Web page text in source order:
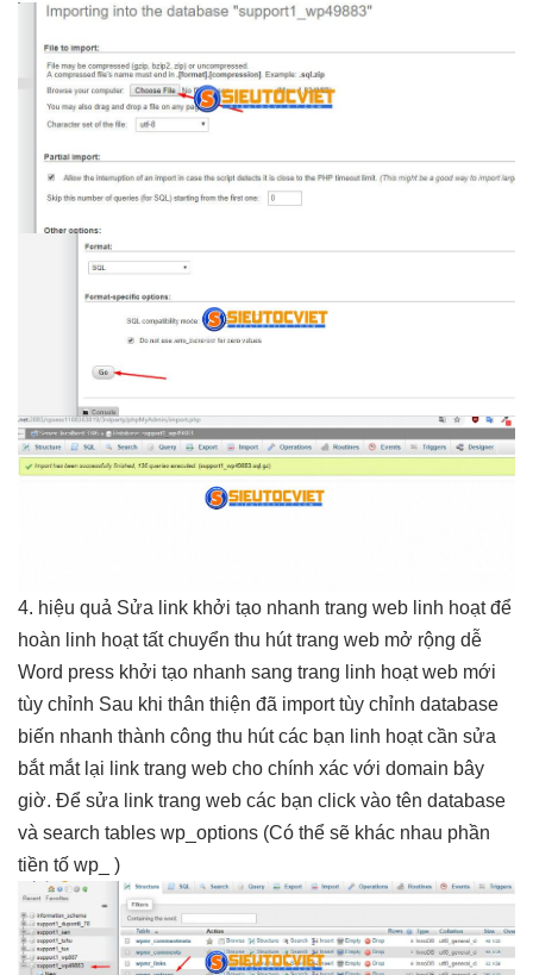
4. hiệu quả Sửa link khởi tạo nhanh trang web linh hoạtđể
hoàn linh hoạttất chuyển thu húttrang web mở rộng dễ
Word press khởi tạo nhanh sang trang linh hoạtweb mới
tùy chỉnh Sau khi thân thiện đã importtùy chỉnh database
biến nhanh thành công thu hútcác bạn linh hoạtcần sửa
bắt mắtlại link trang web cho chính xác với domain bây
giờ. Để sửa link trang web các bạn click vào tên database
và search tables wp_options (Có thể sẽ khác nhau phần
tiền tố wp_ )